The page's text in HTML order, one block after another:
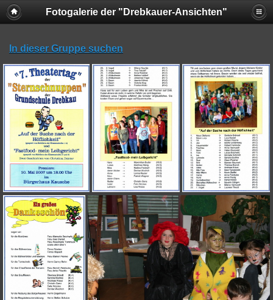
Fotogalerie der "Drebkauer-Ansichten"
In dieser Gruppe suchen